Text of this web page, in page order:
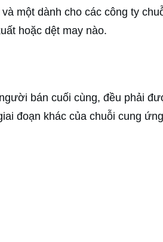
một dành cho các công ty
hoặc dệt may nào.
bán cuối cùng, đều phải
đoạn khác của chuỗi cung